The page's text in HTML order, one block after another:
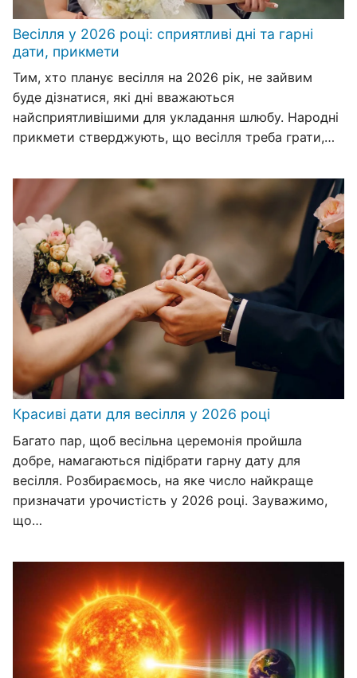
Весілля у 2026 році: сприятливі дні та гарні
дати, прикмети
Тим, хто планує весілля на 2026 рік, не зайвим
буде дізнатися, які дні вважаються
найсприятливішими для укладання шлюбу. Народні
прикмети стверджують, що весілля треба грати,…
Красиві дати для весілля у 2026 році
Багато пар, щоб весільна церемонія пройшла
добре, намагаються підібрати гарну дату для
весілля. Розбираємось, на яке число найкраще
призначати урочистість у 2026 році. Зауважимо,
що…